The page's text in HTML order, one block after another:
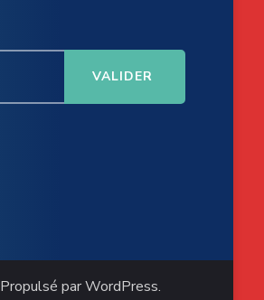
Propulsé parWordPress.